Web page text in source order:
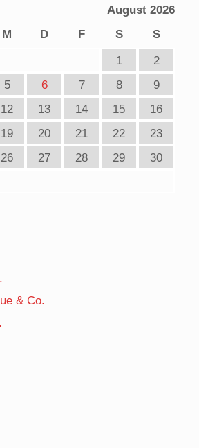
August 2026
M D F S
S
1
2
5 6 7 8
9
12 13 14 15
16
19 20 21 22
23
26 27 28 29
30
& Co.